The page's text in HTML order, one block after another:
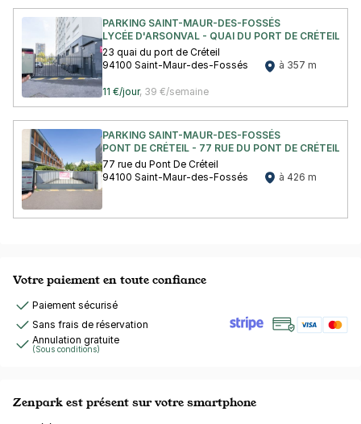
PARKING SAINT-MAUR-DES-FOSSÉS
LYCÉE D'ARSONVAL - QUAI DU PORT DE CRÉTEIL -
23 quai du port de Créteil
94100 Saint-Maur-des-Fossés
à 357 m
11 €/jour, 39 €/semaine
PARKING SAINT-MAUR-DES-FOSSÉS
PONT DE CRÉTEIL - 77 RUE DU PONT DE CRÉTEIL -
77 rue du Pont De Créteil
94100 Saint-Maur-des-Fossés
à 426 m
Votre paiement en toute confiance
Paiement sécurisé
Sans frais de réservation
Annulation gratuite
(Sous conditions)
Zenpark est présent sur votre smartphone